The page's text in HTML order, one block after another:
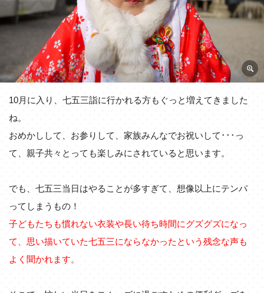
10月に入り、七五三詣に行かれる方もぐっと増えてきました
ね。
おめかしして、お参りして、家族みんなでお祝いして･･･っ
て、親子共々とっても楽しみにされていると思います。
でも、七五三当日はやることが多すぎて、想像以上にテンパ
ってしまうもの！
子どもたちも慣れない衣装や長い待ち時間にグズグズになっ
て、思い描いていた七五三にならなかったという残念な声も
よく聞かれます。